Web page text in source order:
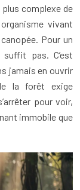
complexe de
vivant
Pour un
pas. C’est
jamais en ouvrir
la forêt exige
pour voir,
immobile que